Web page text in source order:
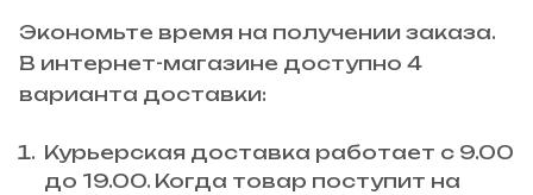
Экономьте время на получении заказа.
В интернет-магазине доступно 4
варианта доставки:
Курьерская доставка работает с 9.00
до 19.00. Когда товар поступит на